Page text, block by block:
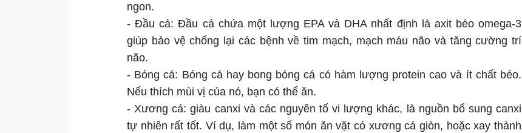
ngon.
- Đầu cá: Đầu cá chứa một lượng EPA và DHA nhất định là axit béo omega-3
giúp bảo vệ chống lại các bệnh về tim mạch, mạch máu não và tăng cường trí
não.
- Bóng cá: Bóng cá hay bong bóng cá có hàm lượng protein cao và ít chất béo.
Nếu thích mùi vị của nó, bạn có thể ăn.
- Xương cá: giàu canxi và các nguyên tố vi lượng khác, là nguồn bổ sung canxi
tự nhiên rất tốt. Ví dụ, làm một số món ăn vặt có xương cá giòn, hoặc xay thành